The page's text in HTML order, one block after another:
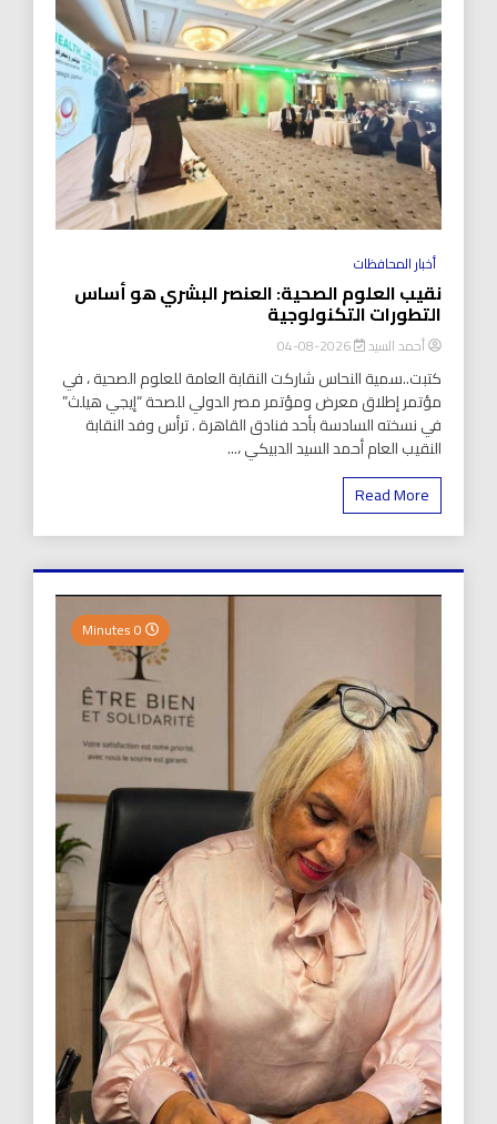
أخبار المحافظات
نقيب العلوم الصحية: العنصر البشري هو أساس
التطورات التكنولوجية
أحمد السيد 2026-08-04
كتبت..سمية النحاس شاركت النقابة العامة للعلوم الصحية ، في
مؤتمر إطلاق معرض ومؤتمر مصر الدولي للصحة “إيجي هيلث”
في نسخته السادسة بأحد فنادق القاهرة . ترأس وفد النقابة
النقيب العام أحمد السيد الدبيكي ،...
Read More